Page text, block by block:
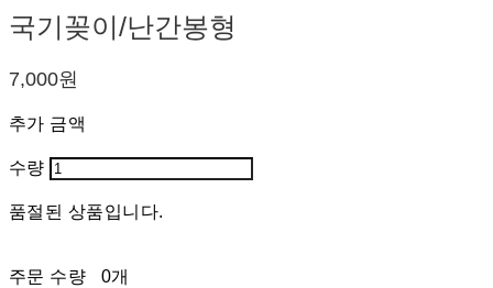
국기꽂이/난간봉형
7,000원
추가 금액
수량
품절된 상품입니다.
주문 수량
0개